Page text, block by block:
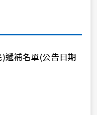
遞補名單(公告日期